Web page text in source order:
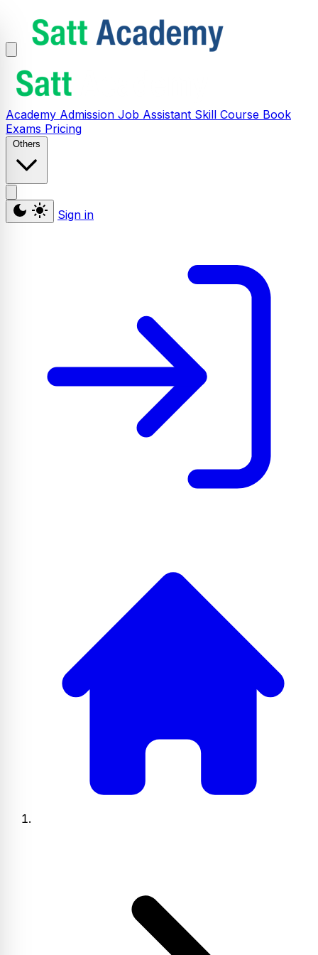
Academy Admission Job Assistant Skill Course Book
Exams Pricing
Others
Sign in